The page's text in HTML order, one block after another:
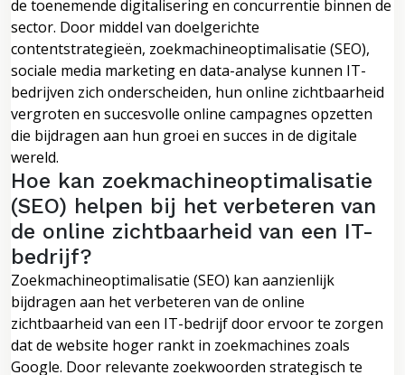
de toenemende digitalisering en concurrentie binnen de
sector. Door middel van doelgerichte
contentstrategieën, zoekmachineoptimalisatie (SEO),
sociale media marketing en data-analyse kunnen IT-
bedrijven zich onderscheiden, hun online zichtbaarheid
vergroten en succesvolle online campagnes opzetten
die bijdragen aan hun groei en succes in de digitale
wereld.
Hoe kan zoekmachineoptimalisatie
(SEO) helpen bij het verbeteren van
de online zichtbaarheid van een IT-
bedrijf?
Zoekmachineoptimalisatie (SEO) kan aanzienlijk
bijdragen aan het verbeteren van de online
zichtbaarheid van een IT-bedrijf door ervoor te zorgen
dat de website hoger rankt in zoekmachines zoals
Google. Door relevante zoekwoorden strategisch te